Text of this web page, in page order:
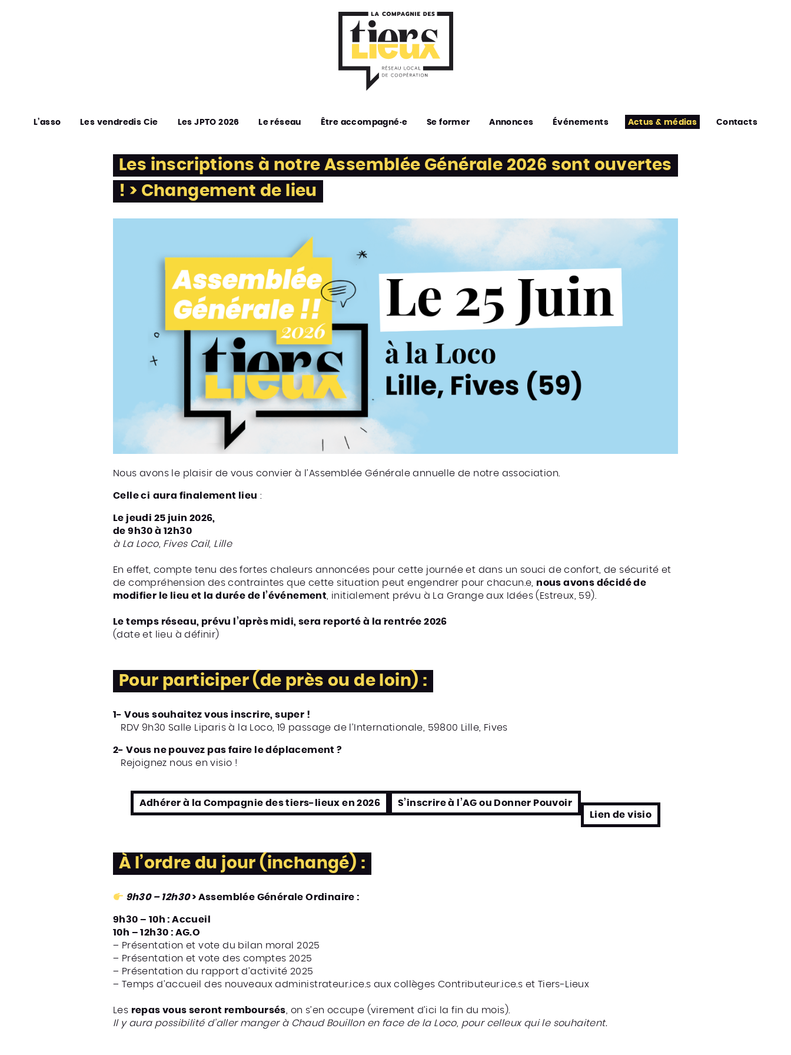
L’asso Les vendredis Cie Les JPTO 2026 Le réseau Être accompagné·e Se former Annonces Événements Actus & médias Contacts
Les inscriptions à notre Assemblée Générale 2026 sont ouvertes
! > Changement de lieu
Nous avons le plaisir de vous convier à l’Assemblée Générale annuelle de notre association.
Celle ci aura finalement lieu :
Le jeudi 25 juin 2026,
de 9h30 à 12h30
à La Loco, Fives Cail, Lille
En effet, compte tenu des fortes chaleurs annoncées pour cette journée et dans un souci de confort, de sécurité et
de compréhension des contraintes que cette situation peut engendrer pour chacun.e, nous avons décidé de
modifier le lieu et la durée de l’événement , initialement prévu à La Grange aux Idées (Estreux, 59).
Le temps réseau, prévu l’après midi, sera reporté à la rentrée 2026
(date et lieu à définir)
Pour participer (de près ou de loin) :
1- Vous souhaitez vous inscrire, super !
RDV 9h30 Salle Liparis à la Loco, 19 passage de l’Internationale, 59800 Lille, Fives
2- Vous ne pouvez pas faire le déplacement ?
Rejoignez nous en visio !
Adhérer à la Compagnie des tiers-lieux en 2026
S’inscrire à l’AG ou Donner Pouvoir
Lien de visio
À l’ordre du jour (inchangé) :
9h30 – 12h30> Assemblée Générale Ordinaire :
9h30 – 10h : Accueil
10h – 12h30 : AG.O
– Présentation et vote du bilan moral 2025
– Présentation et vote des comptes 2025
– Présentation du rapport d’activité 2025
– Temps d’accueil des nouveaux administrateur.ice.s aux collèges Contributeur.ice.s et Tiers-Lieux
Les repas vous seront remboursés , on s’en occupe (virement d’ici la fin du mois).
Il y aura possibilité d’aller manger à Chaud Bouillon en face de la Loco, pour celleux qui le souhaitent.